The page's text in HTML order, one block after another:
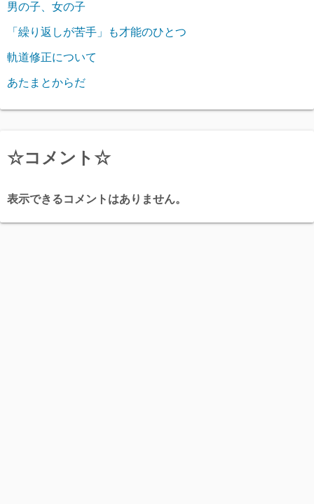
男の子、女の子
「繰り返しが苦手」も才能のひとつ
軌道修正について
あたまとからだ
☆コメント☆
表示できるコメントはありません。